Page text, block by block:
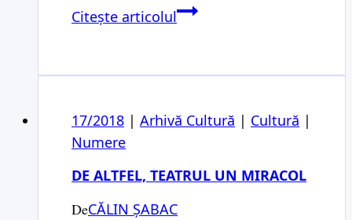
Citește articolulCinci
Festivalul
al
din
Giurgiu,
17/2018 | Arhivă Cultură | Cultură |
Numere
DE ALTFEL, TEATRUL UN MIRACOL
DeCĂLIN ȘABAC